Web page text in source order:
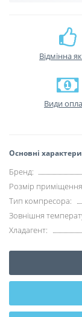
Відмінна
Види
Основні
Бренд:
Розмір
Тип компресора:
Зовнішня
Хладагент: